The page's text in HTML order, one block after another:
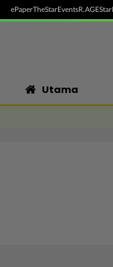
ePaperTheStarEventsR.AGE
Utama